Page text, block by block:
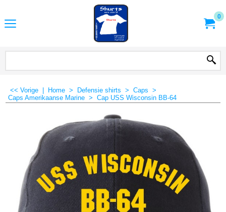
0
<< Vorige Home > Defensie shirts > Caps >
Caps Amerikaanse Marine > Cap USS Wisconsin BB-64